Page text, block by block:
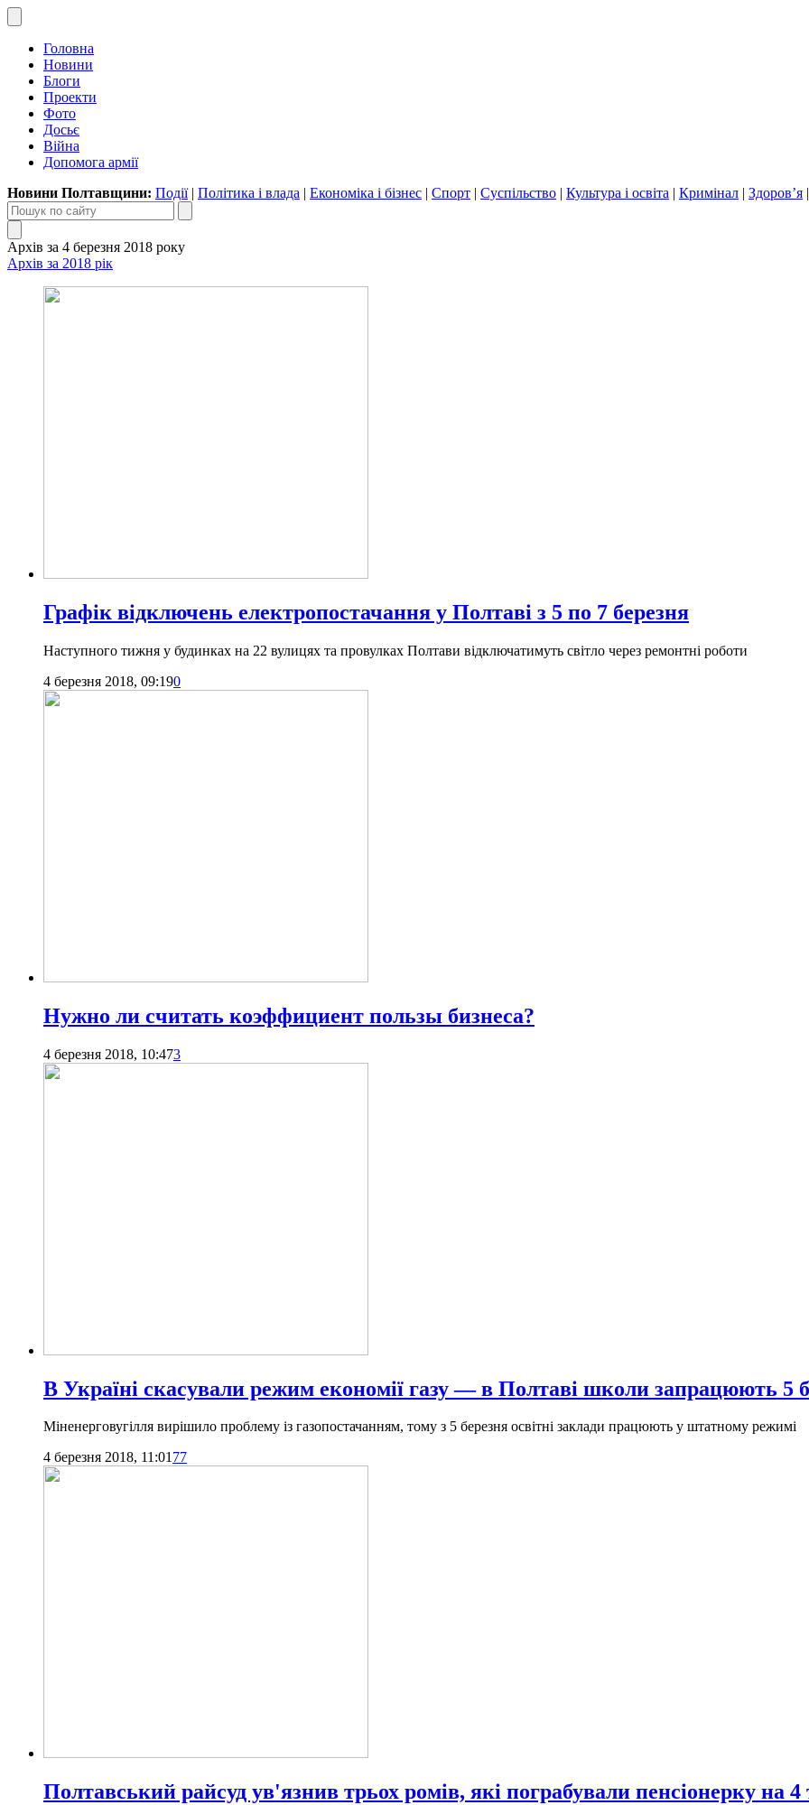
Головна
Новини
Блоги
Проекти
Фото
Досьє
Війна
Допомога армії
Новини Полтавщини: Події| Політика і влада | Економіка і бізнес | Спорт | Суспільство | Культура і освіта | Кримінал | Здоров’я |
Архів за 4 березня 2018 року
Архів за 2018 рік
Графік відключень електропостачання у Полтаві з 5 по 7 березня
Наступного тижня у будинках на 22 вулицях та провулках Полтави відключатимуть світло через ремонтні роботи
4 березня 2018, 09:190
Нужно ли считать коэффициент пользы бизнеса?
4 березня 2018, 10:473
В Україні скасували режим економії газу — в Полтаві школи запрацюють 5
Міненерговугілля вирішило проблему із газопостачанням, тому з 5 березня освітні заклади працюють у штатному режимі
4 березня 2018, 11:0177
Полтавський райсуд ув'язнив трьох ромів, які пограбували пенсіонерку на 4